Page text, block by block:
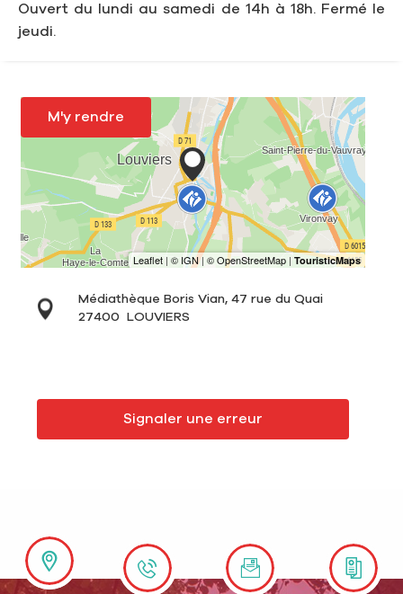
Ouvert du lundi au samedi de 14h à 18h. Fermé le
jeudi.
M'y rendre
Médiathèque Boris Vian, 47 rue du Quai
27400
LOUVIERS
Signaler une erreur